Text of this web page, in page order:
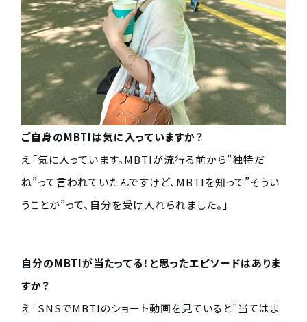
ご自身のMBTIは気に入っていますか？
え「気に入っています。MBTIが流行る前から”独特だ
ね”って言われていたんですけど、MBTIを知って”そうい
うことか”って、自分を受け入れられました。」
自分のMBTIが当たってる！と思ったエピソードはありま
すか？
え「SNSでMBTIのショート動画を見ていると”当てはま